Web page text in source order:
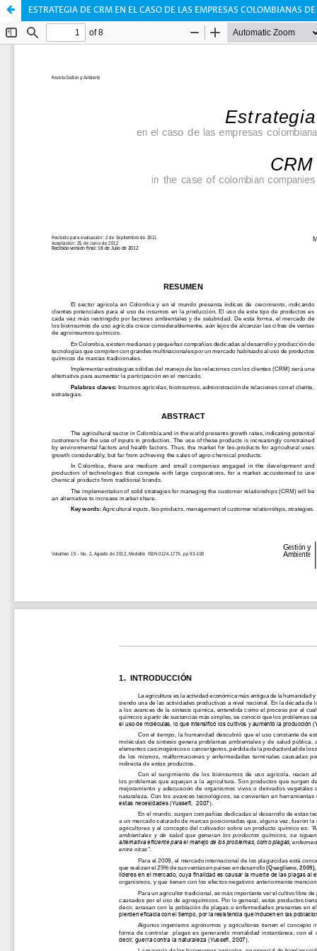
ESTRATEGIA DE CRM EN EL CASO DE LAS EMPRESAS COLOMBIANAS